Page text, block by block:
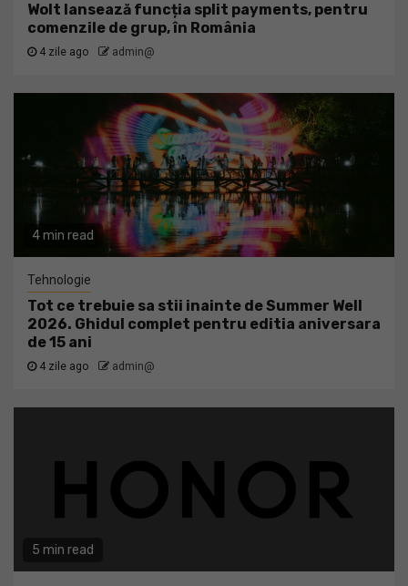
Wolt lansează funcția split payments, pentru
comenzile de grup, în România
4 zile ago admin@
4 min read
Tehnologie
Tot ce trebuie sa stii inainte de Summer Well
2026. Ghidul complet pentru editia aniversara
de 15 ani
4 zile ago admin@
5 min read